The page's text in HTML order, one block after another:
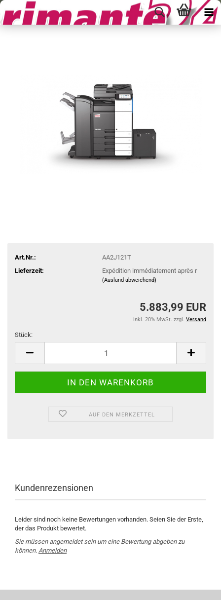
Art.Nr.:
AA2J121T
Lieferzeit:
Expédition immédiatement après r
(Ausland abweichend)
5.883,99 EUR
inkl. 20% MwSt. zzgl. Versand
Stück:
AUF DEN MERKZETTEL
Kundenrezensionen
Leider sind noch keine Bewertungen vorhanden. Seien Sie der Erste,
der das Produkt bewertet.
Sie müssen angemeldet sein um eine Bewertung abgeben zu
können. Anmelden